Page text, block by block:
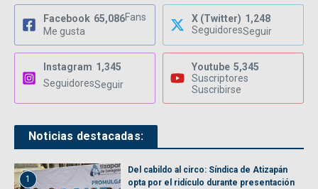
Facebook 65,086Fans
Me gusta
X (Twitter) 1,248
SeguidoresSeguir
Instagram 1,345
SeguidoresSeguir
Youtube 5,345
Suscriptores
Suscribirse
Noticias destacadas:
1
Del cabildo al circo: Síndica de Atizapán
opta por el ridículo durante presentación